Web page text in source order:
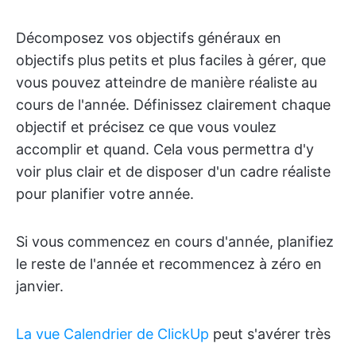
Décomposez vos objectifs généraux en
objectifs plus petits et plus faciles à gérer, que
vous pouvez atteindre de manière réaliste au
cours de l'année. Définissez clairement chaque
objectif et précisez ce que vous voulez
accomplir et quand. Cela vous permettra d'y
voir plus clair et de disposer d'un cadre réaliste
pour planifier votre année.
Si vous commencez en cours d'année, planifiez
le reste de l'année et recommencez à zéro en
janvier.
La vue Calendrier de ClickUp peut s'avérer très